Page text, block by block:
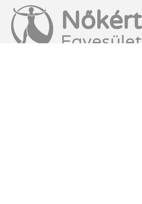
Nőkért
Egyesület